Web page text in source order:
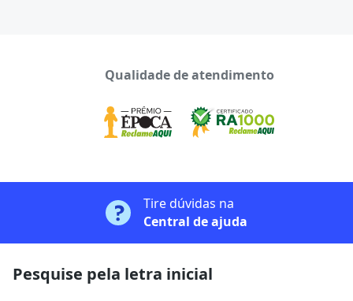
Qualidade de atendimento
Tire dúvidas na
Central de ajuda
Pesquise pela letra inicial